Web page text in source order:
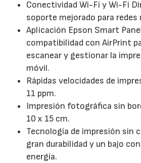
Conectividad Wi-Fi y Wi-Fi
soporte mejorado para redes
Aplicación Epson Smart
compatibilidad con AirPrint
escanear y gestionar la
móvil.
Rápidas velocidades de
11 ppm.
Impresión fotográfica sin
10 x 15 cm.
Tecnología de impresión sin
gran durabilidad y un bajo
energía.